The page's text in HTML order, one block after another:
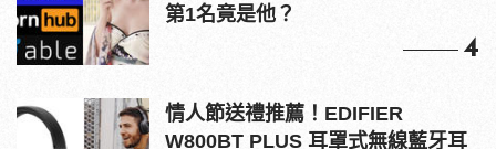
第1名竟是他？
4
情人節送禮推薦！EDIFIER
W800BT PLUS 耳罩式無線藍牙耳